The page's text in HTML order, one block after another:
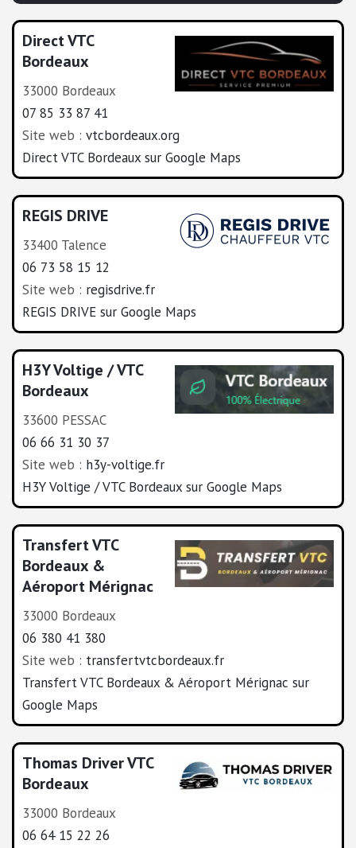
Direct VTC
Bordeaux
33000 Bordeaux
07 85 33 87 41
Site web : vtcbordeaux.org
Direct VTC Bordeaux sur Google Maps
REGIS DRIVE
33400 Talence
06 73 58 15 12
Site web : regisdrive.fr
REGIS DRIVE sur Google Maps
H3Y Voltige / VTC
Bordeaux
33600 PESSAC
06 66 31 30 37
Site web : h3y-voltige.fr
H3Y Voltige / VTC Bordeaux sur Google Maps
Transfert VTC
Bordeaux &
Aéroport Mérignac
33000 Bordeaux
06 380 41 380
Site web : transfertvtcbordeaux.fr
Transfert VTC Bordeaux & Aéroport Mérignac sur
Google Maps
Thomas Driver VTC
Bordeaux
33000 Bordeaux
06 64 15 22 26